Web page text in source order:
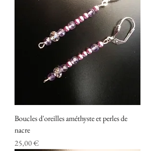
Boucles d'oreilles améthyste et perles de
nacre
Prix
25,00 €